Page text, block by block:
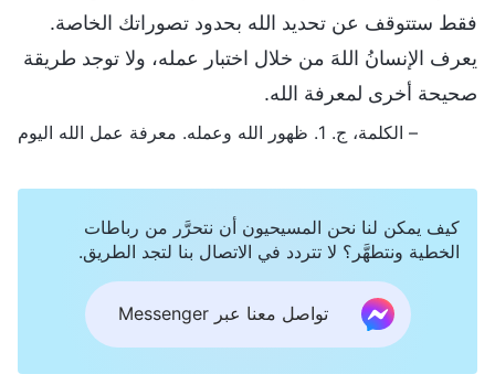
فقط ستتوقف عن تحديد الله بحدود تصوراتك الخاصة.
يعرف الإنسانُ اللهَ من خلال اختبار عمله، ولا توجد طريقة
صحيحة أخرى لمعرفة الله.
– الكلمة، ج. 1. ظهور الله وعمله. معرفة عمل الله اليوم
كيف يمكن لنا نحن المسيحيون أن نتحرَّر من رباطات
الخطية ونتطهَّر؟ لا تتردد في الاتصال بنا لتجد الطريق.
تواصل معنا عبر Messenger